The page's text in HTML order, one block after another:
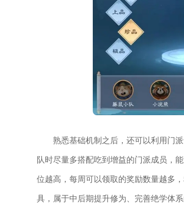
熟悉基础机制之后，还可以利用门
队时尽量多搭配吃到增益的门派成员，
位越高，每周可以领取的奖励数量越多
具，属于中后期提升修为、完善绝学体